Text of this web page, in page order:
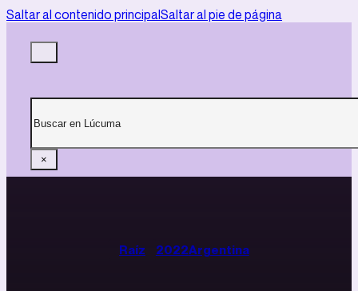
Saltar al contenido principalSaltar al pie de página
×
Raíz 2022Argentina